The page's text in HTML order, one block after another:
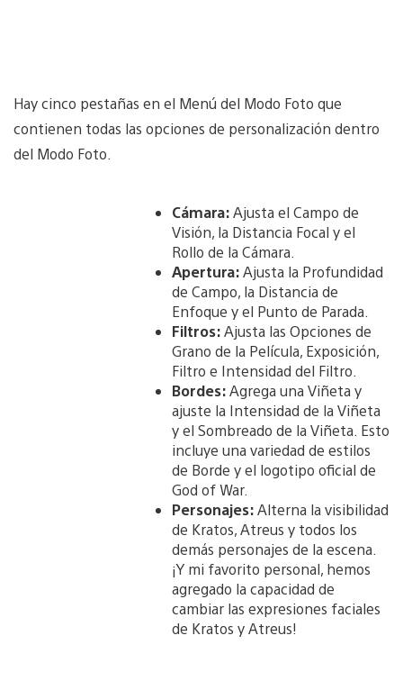
Hay cinco pestañas en el Menú del Modo Foto que
contienen todas las opciones de personalización dentro
del Modo Foto.
Cámara:Ajusta el Campo de
Visión, la Distancia Focal y el
Rollo de la Cámara.
Apertura:Ajusta la Profundidad
de Campo, la Distancia de
Enfoque y el Punto de Parada.
Filtros:Ajusta las Opciones de
Grano de la Película, Exposición,
Filtro e Intensidad del Filtro.
Bordes:Agrega una Viñeta y
ajuste la Intensidad de la Viñeta
y el Sombreado de la Viñeta. Esto
incluye una variedad de estilos
de Borde y el logotipo oficial de
God of War.
Personajes:Alterna la visibilidad
de Kratos, Atreus y todos los
demás personajes de la escena.
¡Y mi favorito personal, hemos
agregado la capacidad de
cambiar las expresiones faciales
de Kratos y Atreus!